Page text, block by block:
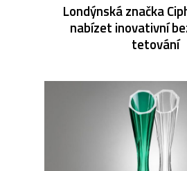
Londýnská značka
nabízet inovativní
tetování